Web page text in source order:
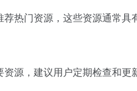
热门资源，这些资源通常具
源，建议用户定期检查和更